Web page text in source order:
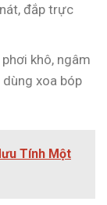
đắp trực
khô, ngâm
xoa bóp
Tính Một